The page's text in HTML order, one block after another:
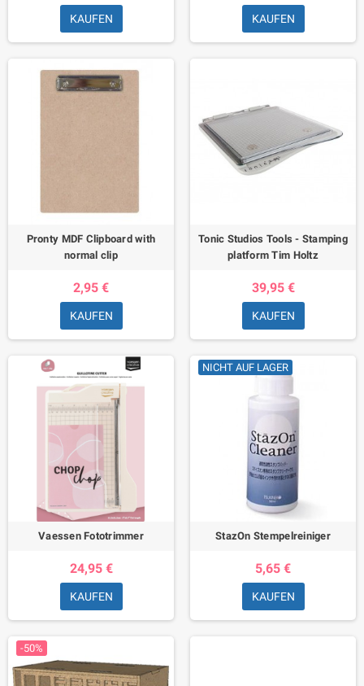
KAUFEN KAUFEN
Pronty MDF Clipboard with
normal clip
2,95 €
KAUFEN
Tonic Studios Tools - Stamping
platform Tim Holtz
39,95 €
KAUFEN
Vaessen Fototrimmer
24,95 €
KAUFEN
NICHT AUF LAGER
StazOn Stempelreiniger
5,65 €
KAUFEN
-50%